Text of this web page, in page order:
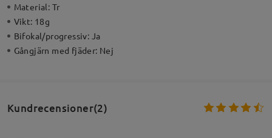
Material: Tr
Vikt: 18g
Bifokal/progressiv: Ja
Gångjärn med fjäder: Nej
Kundrecensioner(2)